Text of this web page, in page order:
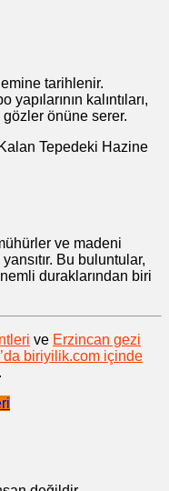
tarihlenir.
kalıntıları,
önüne serer.
ve madeni
Bu buluntular,
duraklarından biri
ve Erzincan gezi
biriyilik.com içinde